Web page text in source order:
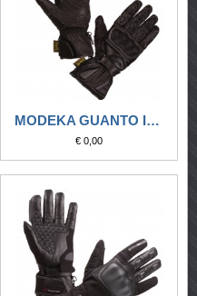
MODEKA GUANTO IMPERMEABILE GOBI DRY NERO
€ 0,00